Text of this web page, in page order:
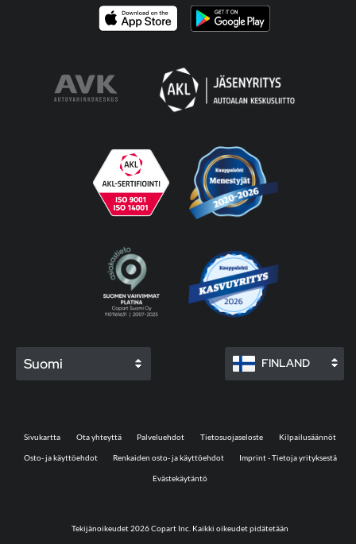
Suomi FINLAND
Tekijänoikeudet 2026 Copart Inc. Kaikki oikeudet pidätetään
Sivukartta Ota yhteyttä Palveluehdot Tietosuojaseloste Kilpailusäännöt
Osto- ja käyttöehdot Renkaiden osto- ja käyttöehdot Imprint - Tietoja yrityksestä
Evästekäytäntö